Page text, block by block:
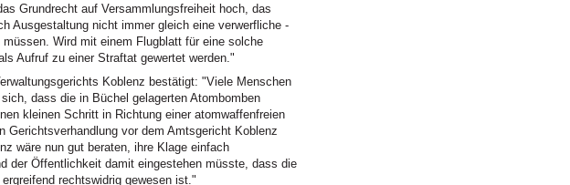
Grundrecht auf Versammlungsfreiheit hoch, das
Ausgestaltung nicht immer gleich eine verwerfliche -
Wird mit einem Flugblatt für eine solche
Aufruf zu einer Straftat gewertet werden."
Koblenz bestätigt: "Viele Menschen
dass die in Büchel gelagerten Atombomben
kleinen Schritt in Richtung einer atomwaffenfreien
Gerichtsverhandlung vor dem Amtsgericht Koblenz
wäre nun gut beraten, ihre Klage einfach
der Öffentlichkeit damit eingestehen müsste, dass die
rechtswidrig gewesen ist."